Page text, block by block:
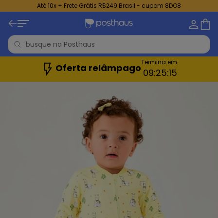
Até 10x + Frete Grátis R$249 Brasil - cupom 8DO8
Oferta relâmpagoTermina em:
09:25:14